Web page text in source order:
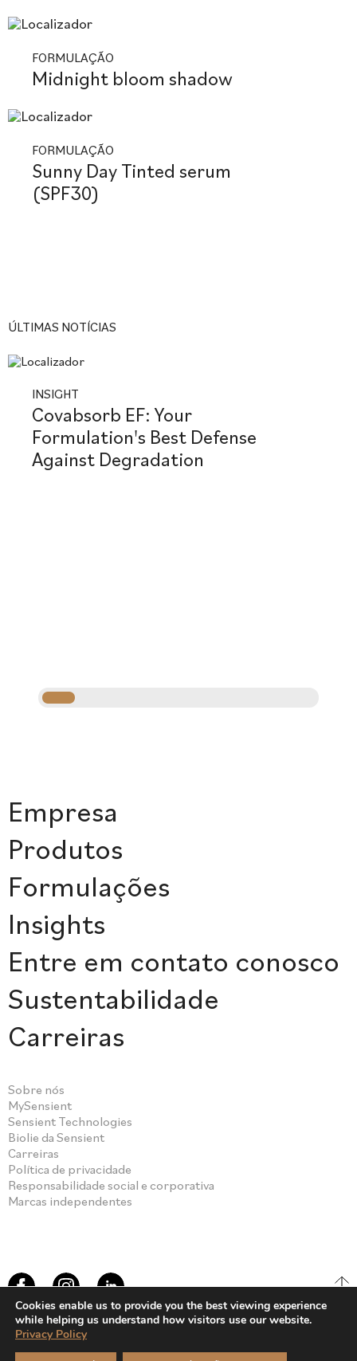
FORMULAÇÃO
Midnight bloom shadow
FORMULAÇÃO
Sunny Day Tinted serum
(SPF30)
ÚLTIMAS NOTÍCIAS
INSIGHT
Covabsorb EF: Your
Formulation's Best Defense
Against Degradation
Empresa
Produtos
Formulações
Insights
Entre em contato conosco
Sustentabilidade
Carreiras
Sobre nós
MySensient
Sensient Technologies
Biolie da Sensient
Carreiras
Política de privacidade
Responsabilidade social e corporativa
Marcas independentes
Cookies enable us to provide you the best viewing experience
while helping us understand how visitors use our website.
Privacy Policy